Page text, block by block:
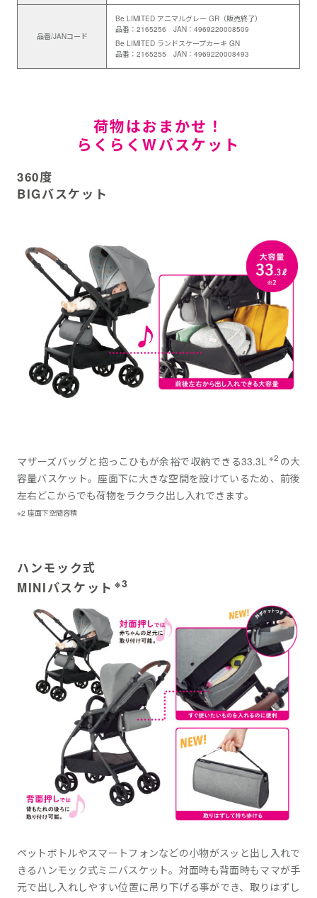
品番/JANコード
Be LIMITED アニマルグレー GR（販売終了）
品番：2165256 JAN：4969220008509
Be LIMITED ランドスケープカーキ GN
品番：2165255 JAN：4969220008493
荷物はおまかせ！
らくらくWバスケット
360度
BIGバスケット
マザーズバッグと抱っこひもが余裕で収納できる33.3L ※2 の大
容量バスケット。座面下に大きな空間を設けているため、前後
左右どこからでも荷物をラクラク出し入れできます。
※2 座面下空間容積
ハンモック式
MINIバスケット ※3
ペットボトルやスマートフォンなどの小物がスッと出し入れで
きるハンモック式ミニバスケット。対面時も背面時もママが手
元で出し入れしやすい位置に吊り下げる事ができ、取りはずし